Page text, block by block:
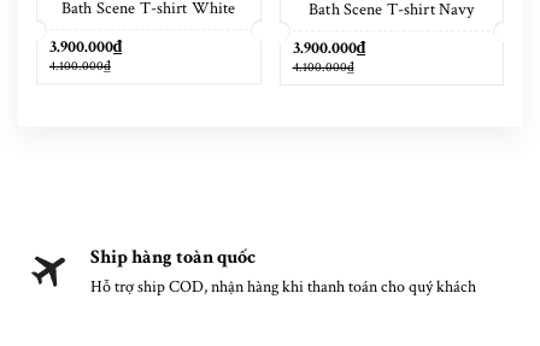
Bath Scene T-shirt White
3.900.000₫
4.100.000₫
Bath Scene T-shirt Navy
3.900.000₫
4.100.000₫
Ship hàng toàn quốc
Hỗ trợ ship COD, nhận hàng khi thanh toán cho quý khách